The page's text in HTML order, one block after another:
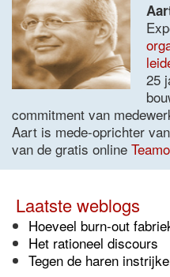
25
commitment van
Aart is mede-oprichter
van de gratis online
Laatste weblogs
Hoeveel burn-out
Het rationeel discours
Tegen de haren